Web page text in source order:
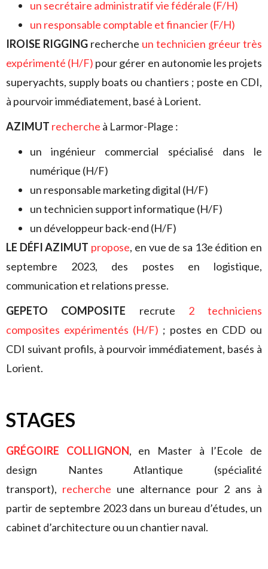
un secrétaire administratif vie fédérale (F/H)
un responsable comptable et financier (F/H)
IROISE RIGGING recherche un technicien gréeur très
expérimenté (H/F) pour gérer en autonomie les projets
superyachts, supply boats ou chantiers ; poste en CDI,
à pourvoir immédiatement, basé à Lorient.
AZIMUT recherche à Larmor-Plage :
un ingénieur commercial spécialisé dans le
numérique (H/F)
un responsable marketing digital (H/F)
un technicien support informatique (H/F)
un développeur back-end (H/F)
LE DÉFI AZIMUT propose, en vue de sa 13e édition en
septembre 2023, des postes en logistique,
communication et relations presse.
GEPETO COMPOSITE recrute 2 techniciens
composites expérimentés (H/F) ; postes en CDD ou
CDI suivant profils, à pourvoir immédiatement, basés à
Lorient.
STAGES
GRÉGOIRE COLLIGNON, en Master à l’Ecole de
design Nantes Atlantique (spécialité
transport), recherche une alternance pour 2 ans à
partir de septembre 2023 dans un bureau d’études, un
cabinet d’architecture ou un chantier naval.